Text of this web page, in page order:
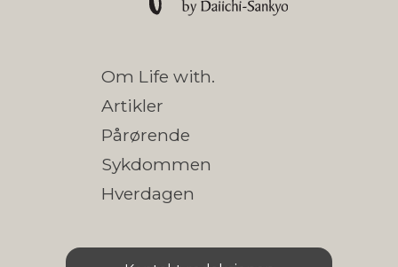
Om Life with.
Artikler
Pårørende
Sykdommen
Hverdagen